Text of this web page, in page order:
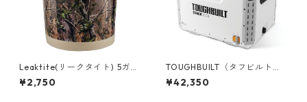
Leaktite(リークタイト) 5ガロ
ンバケツ [Real Tree] 05GLA
PG
¥2,750
TOUGHBUILT（タフビルト）S
TACK TECH(スタックテック)
ハードクーラー38qt TB-B1-C
¥42,350